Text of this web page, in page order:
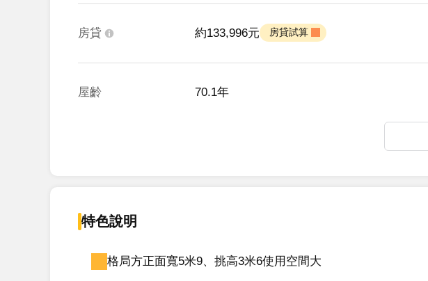
房貸 約133,996元 房貸試算
屋齡 70.1年
特色說明
格局方正面寬5米9、挑高3米6使用空間大